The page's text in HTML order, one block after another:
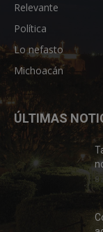
Relevante
Política
Lo nefasto
Michoacán
ÚLTIMAS
8